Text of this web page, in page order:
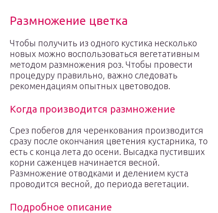
Размножение цветка
Чтобы получить из одного кустика несколько
новых можно воспользоваться вегетативным
методом размножения роз. Чтобы провести
процедуру правильно, важно следовать
рекомендациям опытных цветоводов.
Когда производится размножение
Срез побегов для черенкования производится
сразу после окончания цветения кустарника, то
есть с конца лета до осени. Высадка пустивших
корни саженцев начинается весной.
Размножение отводками и делением куста
проводится весной, до периода вегетации.
Подробное описание